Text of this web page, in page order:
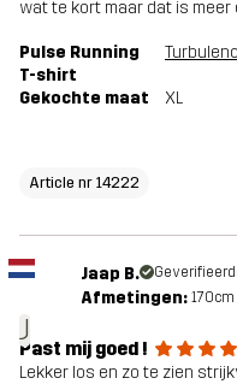
wat te kort maar dat is meer
Pulse Running
T-shirt
Gekochte maat XL
Article nr 14222
J
Jaap B.
Afmetingen: 170cm
Past mij goed !
Lekker los en zo te zien